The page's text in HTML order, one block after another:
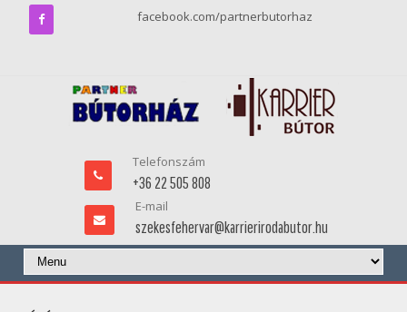
facebook.com/partnerbutorhaz
Telefonszám
+36 22 505 808
E-mail
szekesfehervar@karrierirodabutor.hu